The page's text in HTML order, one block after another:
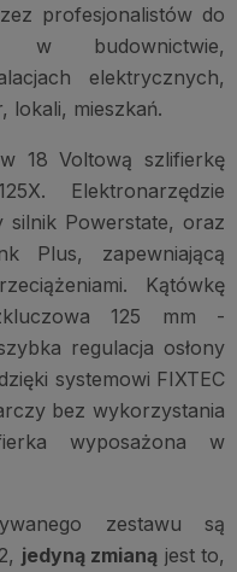
profesjonalistów do
w budownictwie,
elektrycznych,
lokali, mieszkań.
18 Voltową szlifierkę
Elektronarzędzie
Powerstate, oraz
Plus, zapewniającą
Kątówkę
125 mm -
regulacja osłony
systemowi FIXTEC
bez wykorzystania
wyposażona w
zestawu są
jedyną zmianą jest to,